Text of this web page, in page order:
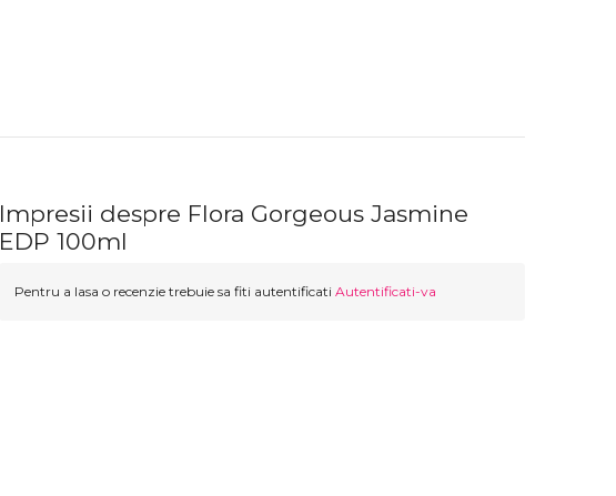
Impresii despre Flora Gorgeous Jasmine
EDP 100ml
Pentru a lasa o recenzie trebuie sa fiti autentificati Autentificati-va